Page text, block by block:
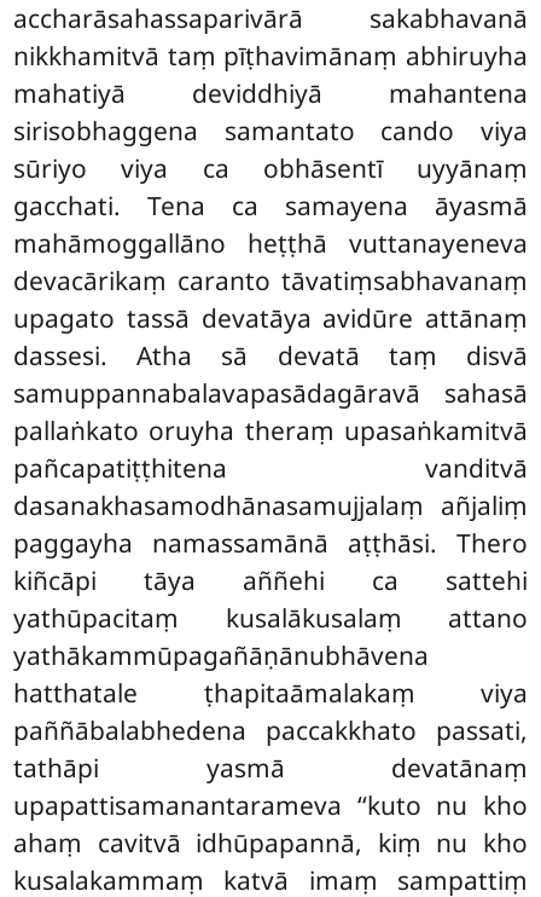
accharāsahassaparivārā sakabhavanā
nikkhamitvā taṃ pīṭhavimānaṃ abhiruyha
mahatiyā deviddhiyā mahantena
sirisobhaggena samantato cando viya
sūriyo viya ca obhāsentī uyyānaṃ
gacchati. Tena ca samayena āyasmā
mahāmoggallāno heṭṭhā vuttanayeneva
devacārikaṃ caranto tāvatiṃsabhavanaṃ
upagato tassā devatāya avidūre attānaṃ
dassesi. Atha sā devatā taṃ disvā
samuppannabalavapasādagāravā sahasā
pallaṅkato oruyha theraṃ upasaṅkamitvā
pañcapatiṭṭhitena vanditvā
dasanakhasamodhānasamujjalaṃ añjaliṃ
paggayha namassamānā aṭṭhāsi. Thero
kiñcāpi tāya aññehi ca sattehi
yathūpacitaṃ kusalākusalaṃ attano
yathākammūpagañāṇānubhāvena
hatthatale ṭhapitaāmalakaṃ viya
paññābalabhedena paccakkhato passati,
tathāpi yasmā devatānaṃ
upapattisamanantarameva ‘‘kuto nu kho
ahaṃ cavitvā idhūpapannā, kiṃ nu kho
kusalakammaṃ katvā imaṃ sampattiṃ